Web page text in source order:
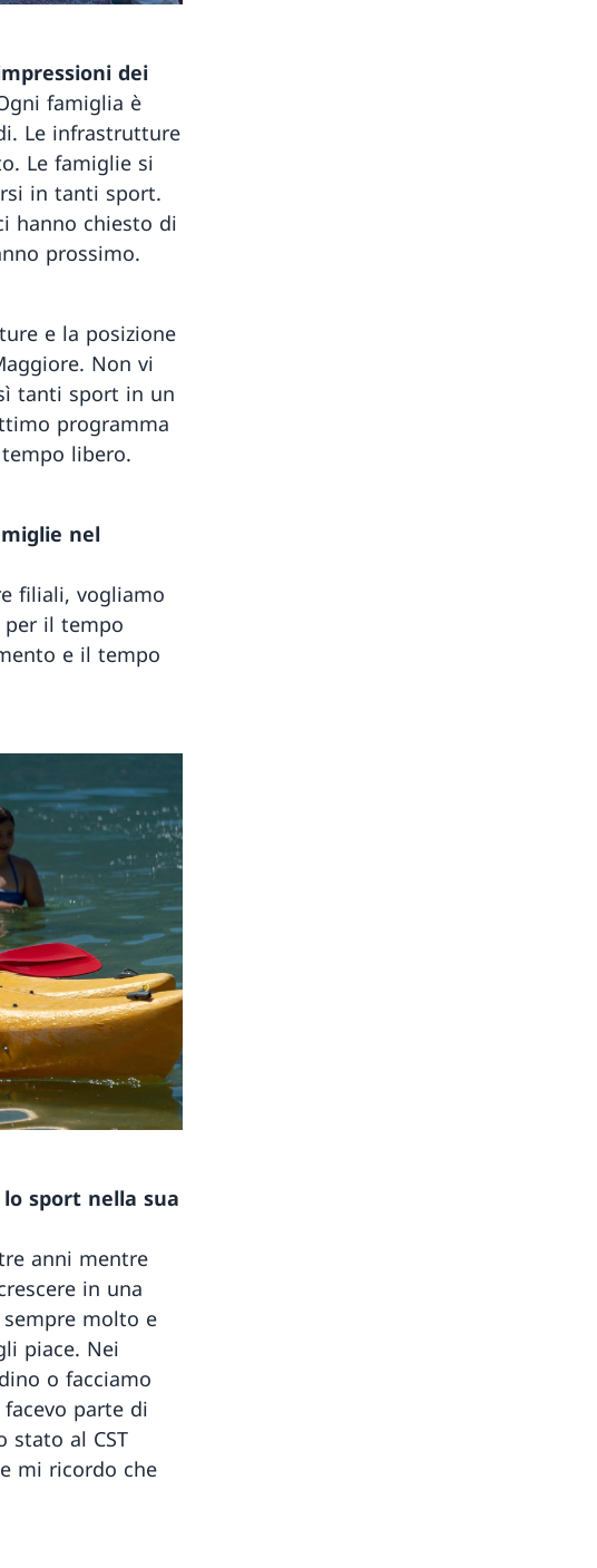
dei
famiglia è
Le infrastrutture
Le famiglie si
in tanti sport.
hanno chiesto di
prossimo.
e la posizione
Non vi
tanti sport in un
programma
libero.
nel
filiali, vogliamo
il tempo
e il tempo
sport nella sua
anni mentre
in una
molto e
piace. Nei
o facciamo
parte di
stato al CST
mi ricordo che